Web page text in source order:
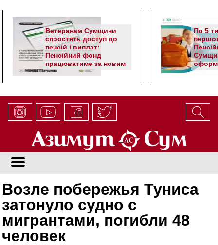
Ветеранам Сумщини
спростять доступ до
пенсій і виплат:
Пенсійний фонд
працюватиме за новим
алгоритмом
По 5
Возле побережья Туниса
затонуло судно с
мигрантами, погибли 48
человек